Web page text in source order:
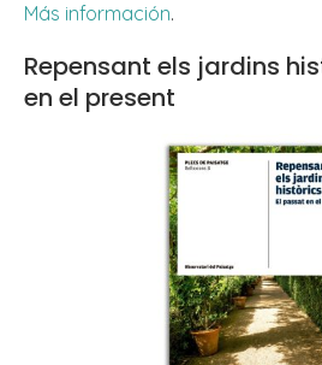
Más información.
Repensant els jardins
en el present